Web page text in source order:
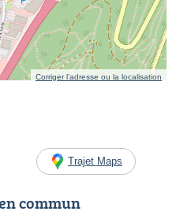
Corriger l’adresse ou la localisation
Trajet Maps
commun